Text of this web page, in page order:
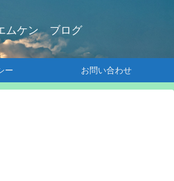
ムケン ブログ
ー お問い合わせ